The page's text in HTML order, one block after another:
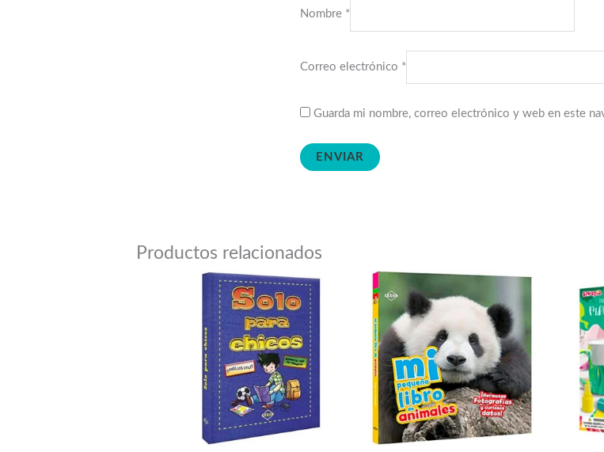
Nombre *
Correo electrónico *
Guarda mi nombre, correo electrónico y web en este
Productos relacionados